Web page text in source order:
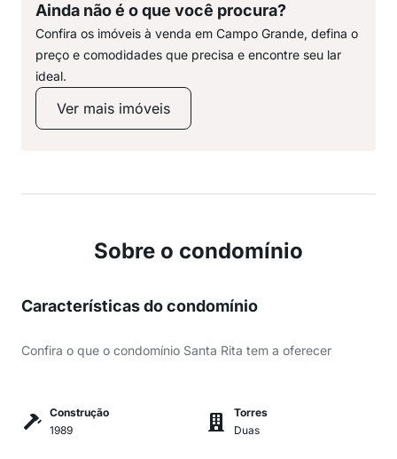
Ainda não é o que você procura?
Confira os imóveis à venda em Campo Grande, defina o
preço e comodidades que precisa e encontre seu lar
ideal.
Ver mais imóveis
Sobre o condomínio
Características do condomínio
Confira o que o condomínio Santa Rita tem a oferecer
Construção
1989
Torres
Duas